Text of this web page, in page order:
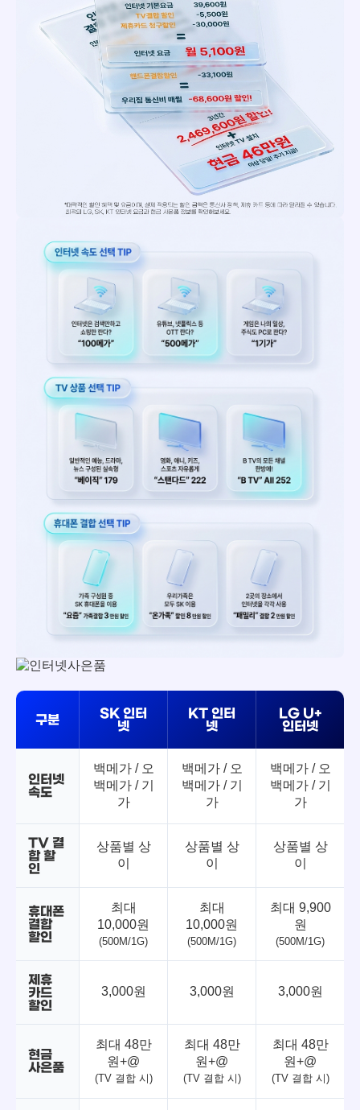
구분
SK 인터
넷
KT 인터
넷
LG U+
인터넷
인터넷
속도
백메가 / 오
백메가 / 기
가
백메가 / 오
백메가 / 기
가
백메가 / 오
백메가 / 기
가
TV 결
합 할
인
상품별 상
이
상품별 상
이
상품별 상
이
휴대폰
결합
할인
최대
10,000원
(500M/1G)
최대
10,000원
(500M/1G)
최대 9,900
원
(500M/1G)
제휴
카드
할인
3,000원 3,000원 3,000원
현금
사은품
최대 48만
원+@
(TV 결합 시)
최대 48만
원+@
(TV 결합 시)
최대 48만
원+@
(TV 결합 시)